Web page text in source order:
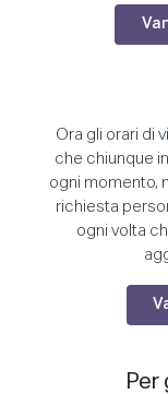
Ora gli orari di
che chiunque
ogni momento,
richiesta
ogni volta
Per